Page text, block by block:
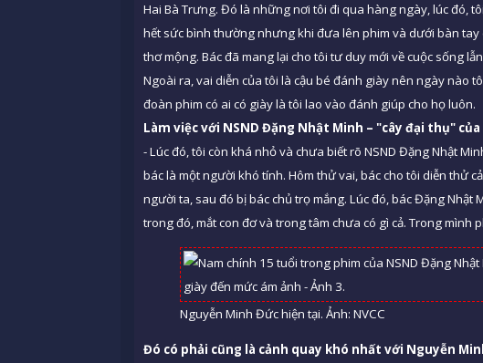
Hai Bà Trưng. Đó là những nơi tôi đi qua hàng ngày, lúc đó,
hết sức bình thường nhưng khi đưa lên phim và dưới bàn
thơ mộng. Bác đã mang lại cho tôi tư duy mới về cuộc sống
Ngoài ra, vai diễn của tôi là cậu bé đánh giày nên ngày nào
đoàn phim có ai có giày là tôi lao vào đánh giúp cho họ luôn.
Làm việc với NSND Đặng Nhật Minh – "cây đại thụ"
- Lúc đó, tôi còn khá nhỏ và chưa biết rõ NSND Đặng Nhật
bác là một người khó tính. Hôm thử vai, bác cho tôi diễn thử
người ta, sau đó bị bác chủ trọ mắng. Lúc đó, bác Đặng
trong đó, mắt con đơ và trong tâm chưa có gì cả. Trong mình
Nguyễn Minh Đức hiện tại. Ảnh: NVCC
Đó có phải cũng là cảnh quay khó nhất với Nguyễn